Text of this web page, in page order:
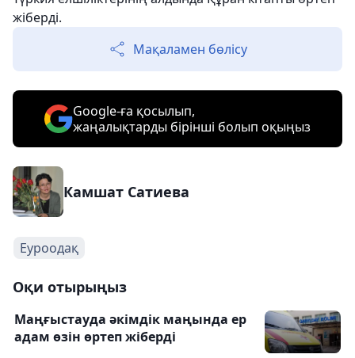
жіберді.
Мақаламен бөлісу
Google-ға қосылып,
жаңалықтарды бірінші болып оқыңыз
Камшат Сатиева
Еуроодақ
Оқи отырыңыз
Маңғыстауда әкімдік маңында ер
адам өзін өртеп жіберді